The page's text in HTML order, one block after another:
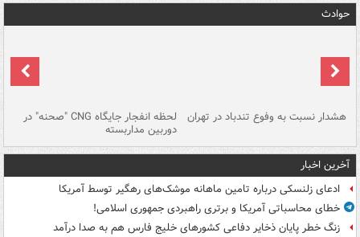
حوادث
هشدار نسبت به وفوع تندباد در تهران لحظه انفجار جایگاه CNG "صحنه" در
دوربین مداربسته
آخرین اخبار
ادعای زلنسکی درباره تامین ماهانه موشک‌های رهگیر توسط آمریکا
خطای محاسباتی آمریکا و برتری راهبردی جمهوری اسلامی!
زنگ خطر پایان ذخایر دفاعی کشورهای خلیج فارس هم به صدا درآمد